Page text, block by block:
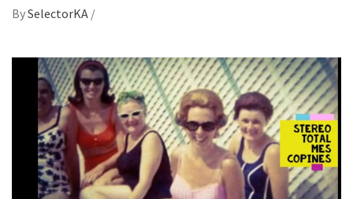
BySelectorKA /